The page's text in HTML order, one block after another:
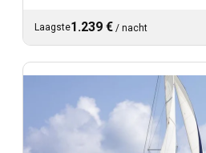
Laagste1.239 € / nacht